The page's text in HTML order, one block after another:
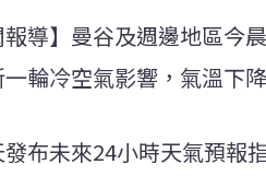
報導】曼谷及週邊地區
輪冷空氣影響，氣溫下
布未來24小時天氣預報